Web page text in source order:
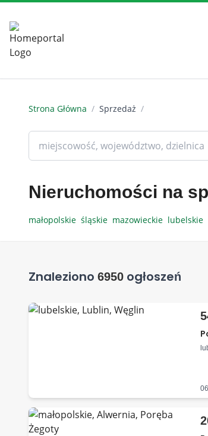
Strona Główna / Sprzedaż /
Nieruchomości na
małopolskie śląskie mazowieckie lubelskie
Znaleziono 6950 ogłoszeń